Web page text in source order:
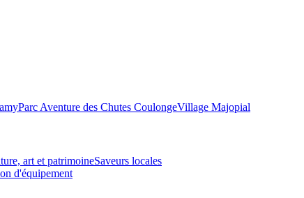
Parc Aventure des Chutes CoulongeVillage Majopial
art et patrimoineSaveurs locales
d'équipement